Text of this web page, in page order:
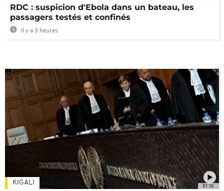
RDC : suspicion d'Ebola dans un bateau, les
passagers testés et confinés
Il y a 3 heures
01:16
KIGALI